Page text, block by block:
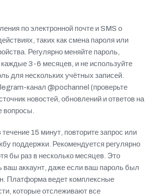
по электронной почте и SMS о
таких как смена пароля или
Регулярно меняйте пароль,
каждые 3-6 месяцев, и не используйте
для нескольких учётных записей.
канал @pochannel (проверьте
новостей, обновлений и ответов на
вопросы.
15 минут, повторите запрос или
поддержки. Рекомендуется регулярно
бы раз в несколько месяцев. Это
ваш аккаунт, даже если ваш пароль был
Платформа ведет комплексные
которые отслеживают все